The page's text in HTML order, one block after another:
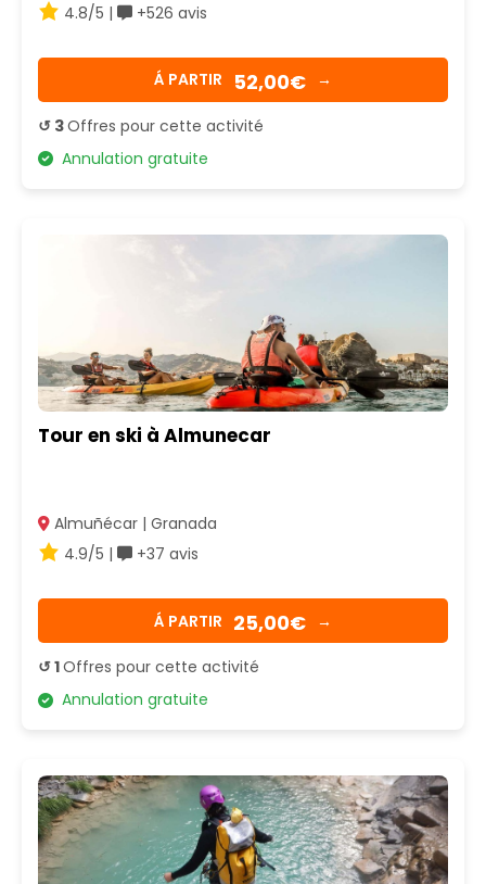
4.8/5 |
+526 avis
Á PARTIR 52,00€ →
↺ 3Offres pour cette activité
Annulation gratuite
Tour en ski à Almunecar
Almuñécar | Granada
4.9/5 |
+37 avis
Á PARTIR 25,00€ →
↺ 1Offres pour cette activité
Annulation gratuite